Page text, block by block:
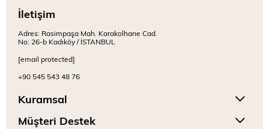
İletişim
Adres: Rasimpaşa Mah. Karakolhane Cad.
No: 26-b Kadıköy / İSTANBUL
[email protected]
+90 545 543 48 76
Kuramsal
Müşteri Destek